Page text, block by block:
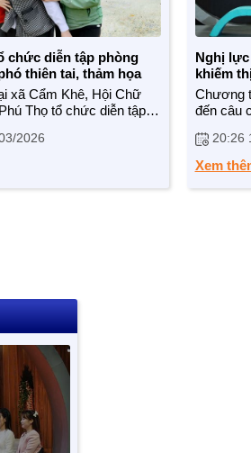
chức diễn tập phòng
thiên tai, thảm họa
xã Cẩm Khê, Hội Chữ
Thọ tổ chức diễn tập
thiên tai, nhằm nâng
động phòng ngừa,
ro tại cộng đồng.
2026
Nghị
khiếm
Chương
đến câu
người
vượt lên
gái
Trịnh
20:26
Xem